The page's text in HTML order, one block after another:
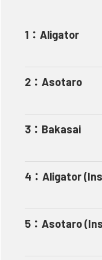
1 ： Aligator
2 ： Asotaro
3 ： Bakasai
4 ： Aligator
5 ： Asotaro